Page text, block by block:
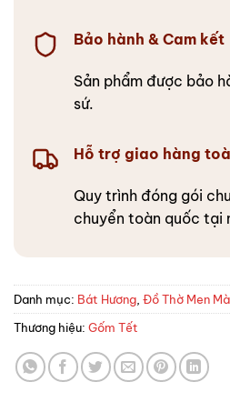
Bảo hành & Cam kết
Sản phẩm được bảo
sứ.
Hỗ trợ giao hàng
Quy trình đóng gói
chuyển toàn quốc tại
Danh mục: Bát Hương Đồ Thờ Men
Thương hiệu: Gốm Tết